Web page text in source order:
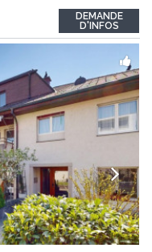
offre une distribution
DEMANDE
D'INFOS